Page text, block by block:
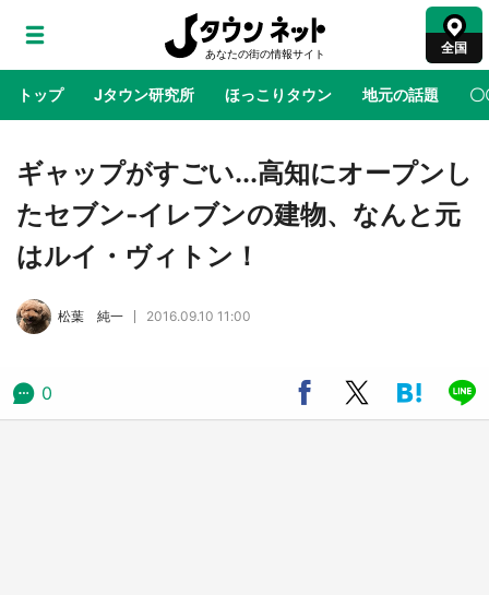
全国
トップ Jタウン研究所 ほっこりタウン 地元の話題 〇
地域×二次元 絶景 あの時はありがとう 物語がはじ
アニメ『はたらく細胞』と神奈川県の3度目コ
ラボ 作品の世界観通じて「小児がん」学べる
ギャップがすごい...高知にオープンし
たセブン‐イレブンの建物、なんと元
はルイ・ヴィトン！
松葉 純一 2016.09.10 11:00
0